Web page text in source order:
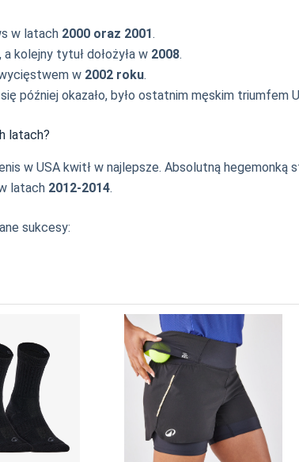
w latach 2000 oraz 2001.
, a kolejny tytuł dołożyła w 2008.
w 2002 roku.
później okazało, było ostatnim męskim triumfem
latach?
w USA kwitł w najlepsze. Absolutną hegemonką
latach 2012-2014.
sukcesy: